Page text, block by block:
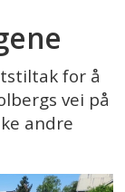
for å
vei på
andre